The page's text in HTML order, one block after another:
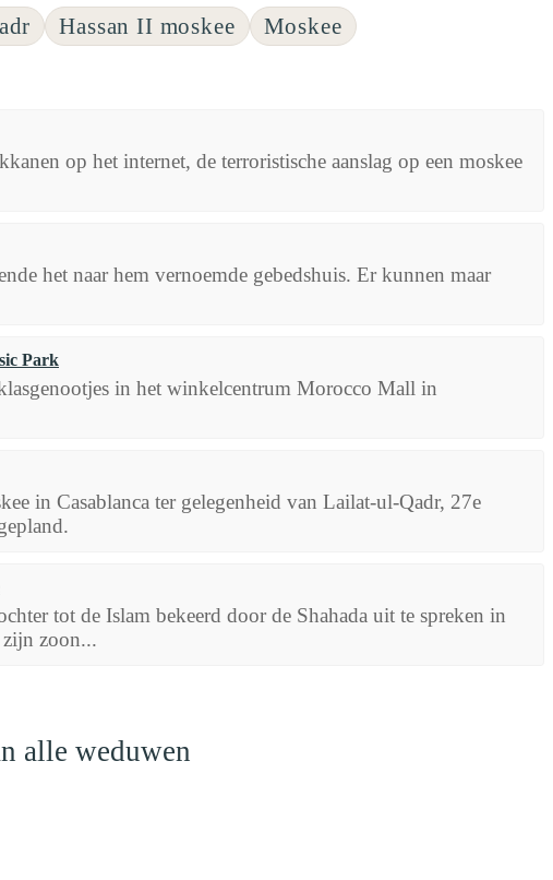
Hassan II moskee Moskee
op het internet, de terroristische aanslag op een moskee
het naar hem vernoemde gebedshuis. Er kunnen maar
Park
in het winkelcentrum Morocco Mall in
in Casablanca ter gelegenheid van Lailat-ul-Qadr, 27e
tot de Islam bekeerd door de Shahada uit te spreken in
zijn zoon...
alle weduwen